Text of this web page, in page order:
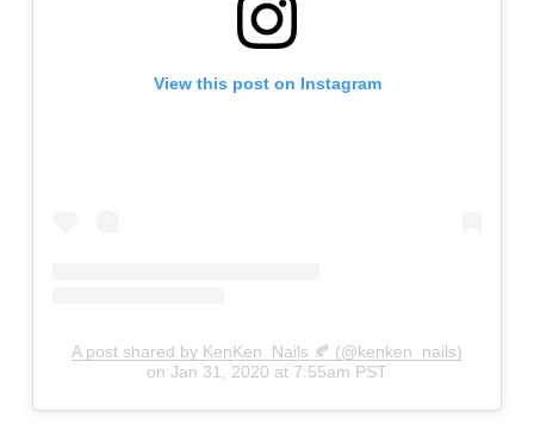
View this post on Instagram
A post shared by KenKen_Nails 🍂 (@kenken_nails)
on Jan 31, 2020 at 7:55am PST